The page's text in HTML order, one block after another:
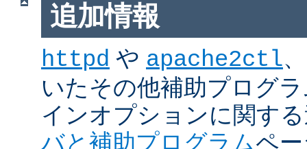
追加情報
httpd や apache2ctl
いたその他補助プログ
インオプションに関す
バと補助プログラムペ